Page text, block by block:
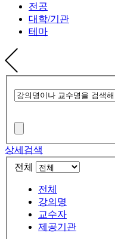
전공
대학/기관
테마
상세검색
전체
전체
강의명
교수자
제공기관